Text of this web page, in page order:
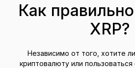
Как
XRP?
Независимо от того, хотите
криптовалюту или